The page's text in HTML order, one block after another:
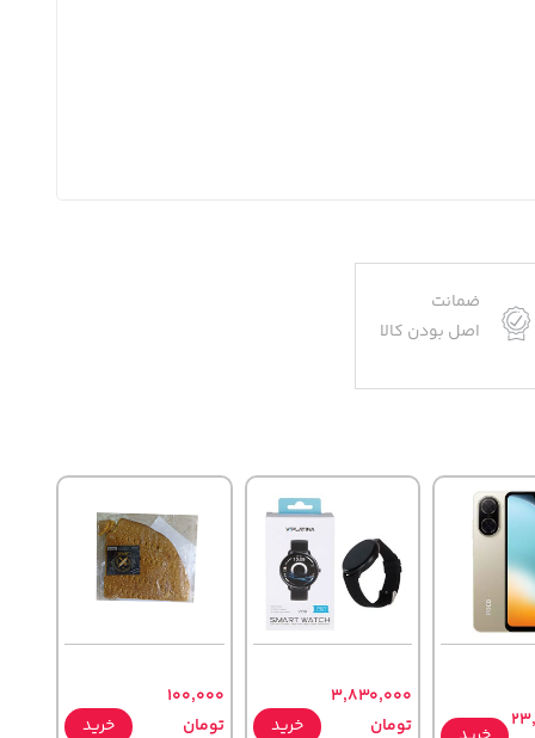
ضمانت
اصل بودن کالا
3,830,000
تومان
خرید
100,000
تومان
خرید